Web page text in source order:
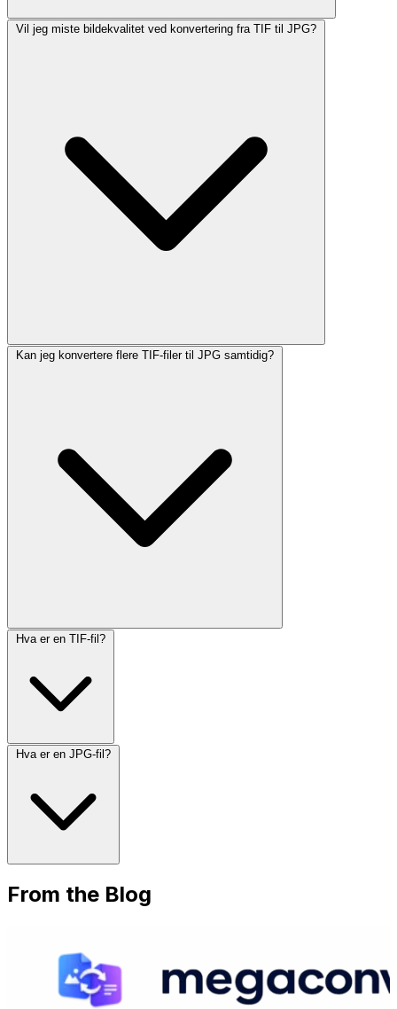
Vil jeg miste bildekvalitet ved konvertering fra TIF til JPG?
Kan jeg konvertere flere TIF-filer til JPG samtidig?
Hva er en TIF-fil?
Hva er en JPG-fil?
From the Blog